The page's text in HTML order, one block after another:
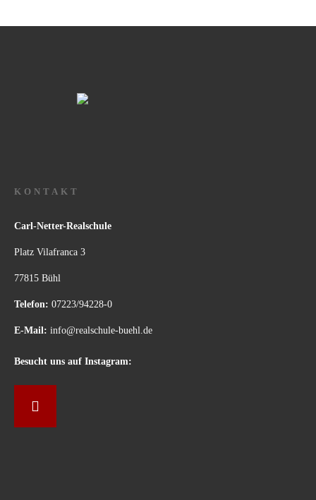
KONTAKT
Carl-Netter-Realschule
Platz Vilafranca 3
77815 Bühl
Telefon: 07223/94228-0
E-Mail: info@realschule-buehl.de
Besucht uns auf Instagram: